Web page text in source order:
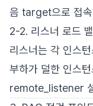
음 target으로 접속
2-2. 리스너 로드
리스너는 각 인스
부하가 덜한 인스
remote_listener